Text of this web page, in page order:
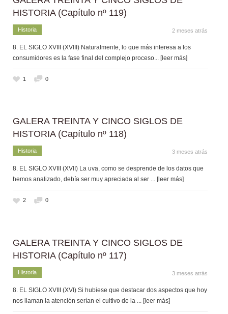
HISTORIA (Capítulo nº 119)
Historia 2 meses atrás
8. EL SIGLO XVIII (XVIII) Naturalmente, lo que más interesa a los
consumidores es la fase final del complejo proceso... [leer más]
1 0
GALERA TREINTA Y CINCO SIGLOS DE
HISTORIA (Capítulo nº 118)
Historia 3 meses atrás
8. EL SIGLO XVIII (XVII) La uva, como se desprende de los datos que
hemos analizado, debía ser muy apreciada al ser ... [leer más]
2 0
GALERA TREINTA Y CINCO SIGLOS DE
HISTORIA (Capítulo nº 117)
Historia 3 meses atrás
8. EL SIGLO XVIII (XVI) Si hubiese que destacar dos aspectos que hoy
nos llaman la atención serían el cultivo de la
... [leer más]